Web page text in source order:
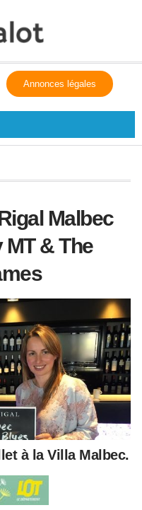
Annonces légales
Malbec
& The
à la Villa Malbec.